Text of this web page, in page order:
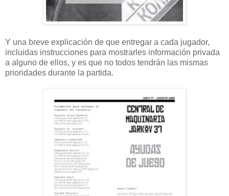
Y una breve explicación de que entregar a cada jugador,
incluidas instrucciones para mostrarles información privada
a alguno de ellos, y es que no todos tendrán las mismas
prioridades durante la partida.